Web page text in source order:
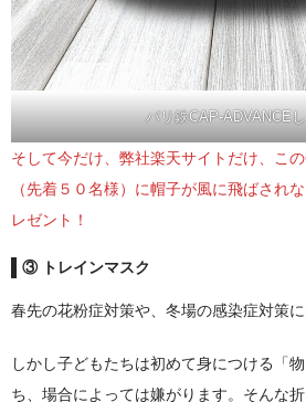
バリ鉄CAP-ADVANCE
そして今だけ、弊社楽天サイトだけ、こ
（先着５０名様）に帽子が風に飛ばされ
レゼント！
③ トレインマスク
春先の花粉症対策や、冬場の感染症対策に
しかし子どもたちは初めて身につける「
ち、場合によっては嫌がります。そんな